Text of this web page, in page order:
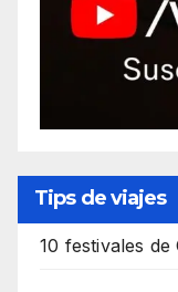
Tips de viajes
10 festivales